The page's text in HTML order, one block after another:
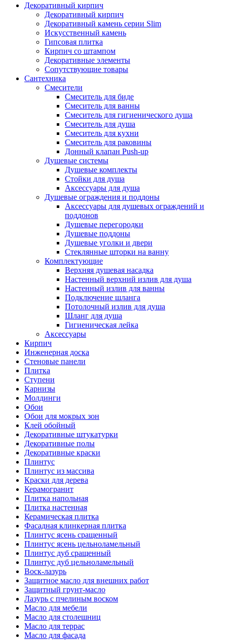
Декоративный кирпич
Декоративный кирпич
Декоративный камень серии Slim
Искусственный камень
Гипсовая плитка
Кирпич со штампом
Декоративные элементы
Сопутствующие товары
Сантехника
Смесители
Смеситель для биде
Смеситель для ванны
Смеситель для гигиенического душа
Смеситель для душа
Смеситель для кухни
Смеситель для раковины
Донный клапан Push-up
Душевые системы
Душевые комплекты
Стойки для душа
Аксессуары для душа
Душевые ограждения и поддоны
Аксессуары для душевых ограждений и
поддонов
Душевые перегородки
Душевые поддоны
Душевые уголки и двери
Стеклянные шторки на ванну
Комплектующие
Верхняя душевая насадка
Настенный верхний излив для душа
Настенный излив для ванны
Подключение шланга
Потолочный излив для душа
Шланг для душа
Гигиеническая лейка
Аксессуары
Кирпич
Инженерная доска
Стеновые панели
Плитка
Ступени
Карнизы
Молдинги
Обои
Обои для мокрых зон
Клей обойный
Декоративные штукатурки
Декоративные полы
Декоративные краски
Плинтус
Плинтус из массива
Краски для дерева
Керамогранит
Плитка напольная
Плитка настенная
Керамическая плитка
Фасадная клинкерная плитка
Плинтус ясень сращенный
Плинтус ясень цельноламельный
Плинтус дуб сращенный
Плинтус дуб цельноламельный
Воск-лазурь
Защитное масло для внешних работ
Защитный грунт-масло
Лазурь с пчелиным воском
Масло для мебели
Масло для столешниц
Масло для террас
Масло для фасада